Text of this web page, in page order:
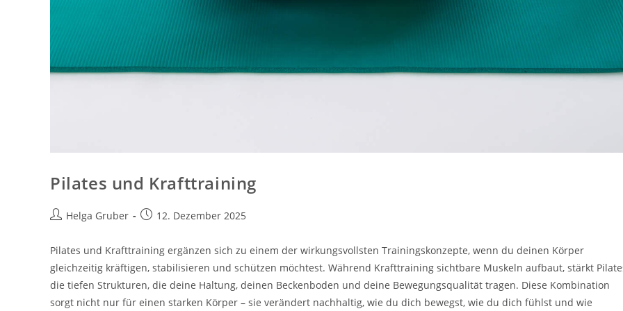
Pilates und Krafttraining
Beitrags-
Helga Gruber
Beitrag12. Dezember 2025
Pilates und Krafttraining ergänzen sich zu einem der wirkungsvollsten Trainingskonzepte, wenn du deinen Körper
gleichzeitig kräftigen, stabilisieren und schützen möchtest. Während Krafttraining sichtbare Muskeln aufbaut, stärkt
die tiefen Strukturen, die deine Haltung, deinen Beckenboden und deine Bewegungsqualität tragen. Diese Kombination
sorgt nicht nur für einen starken Körper – sie verändert nachhaltig, wie du dich bewegst, wie du dich fühlst und wie